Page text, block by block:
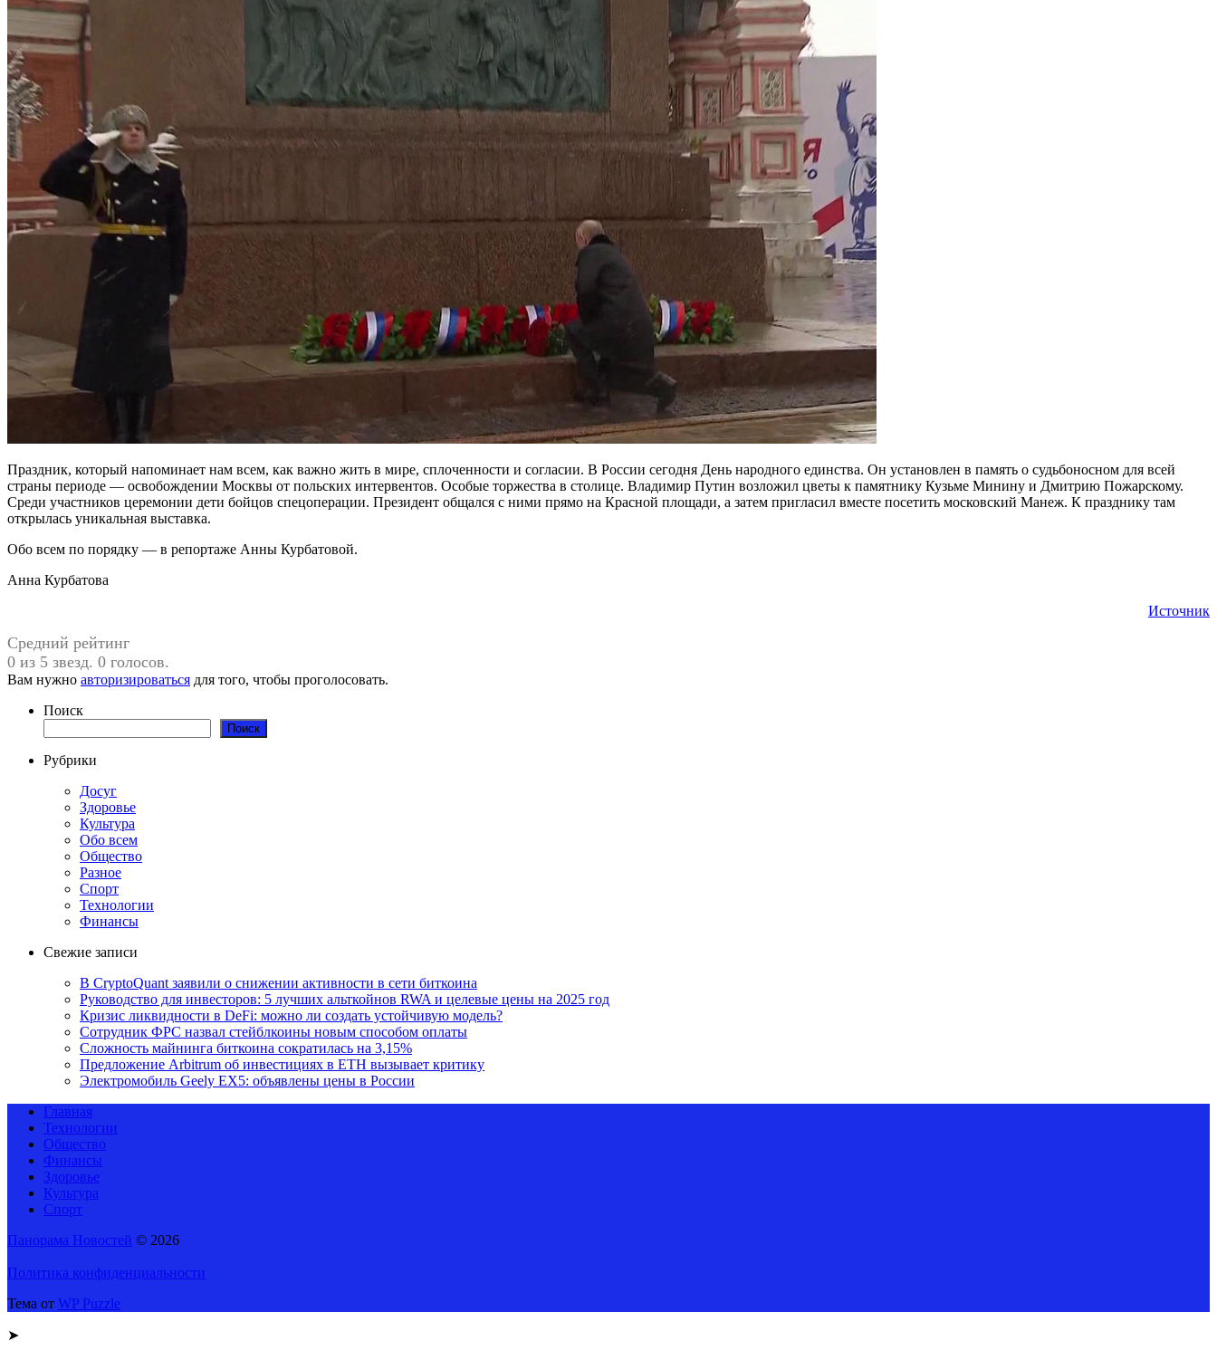
Праздник, который напоминает нам всем, как важно жить в мире, сплоченности и согласии. В России сегодня День народного единства. Он установлен в память о судьбоносном для всей
страны периоде — освобождении Москвы от польских интервентов. Особые торжества в столице. Владимир Путин возложил цветы к памятнику Кузьме Минину и Дмитрию Пожарскому.
Среди участников церемонии дети бойцов спецоперации. Президент общался с ними прямо на Красной площади, а затем пригласил вместе посетить московский Манеж. К празднику там
открылась уникальная выставка.
Обо всем по порядку — в репортаже Анны Курбатовой.
Анна Курбатова
Источник
Средний рейтинг
0 из 5 звезд. 0 голосов.
Вам нужно авторизироваться для того, чтобы проголосовать.
Поиск
Поиск
Рубрики
Досуг
Здоровье
Культура
Обо всем
Общество
Разное
Спорт
Технологии
Финансы
Свежие записи
В CryptoQuant заявили о снижении активности в сети биткоина
Руководство для инвесторов: 5 лучших альткойнов RWA и целевые цены на 2025 год
Кризис ликвидности в DeFi: можно ли создать устойчивую модель?
Сотрудник ФРС назвал стейблкоины новым способом оплаты
Сложность майнинга биткоина сократилась на 3,15%
Предложение Arbitrum об инвестициях в ETH вызывает критику
Электромобиль Geely EX5: объявлены цены в России
Главная
Технологии
Общество
Финансы
Здоровье
Культура
Спорт
Панорама Новостей © 2026
Политика конфиденциальности
Тема от WP Puzzle
➤